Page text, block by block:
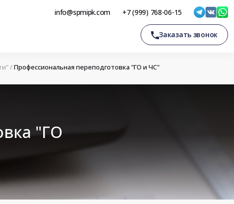
info@spmipk.com +7 (999) 768-06-15
Заказать звонок
/Профессиональная переподготовка "ГО и ЧС"
"ГО